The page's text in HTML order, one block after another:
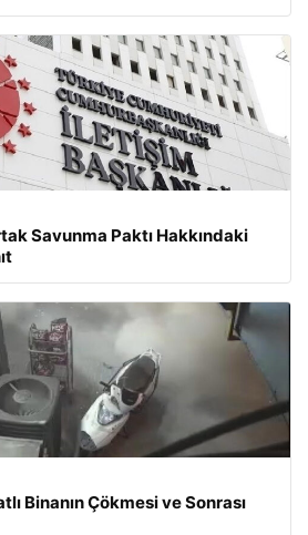
Savunma Paktı Hakkındaki
Binanın Çökmesi ve Sonrası